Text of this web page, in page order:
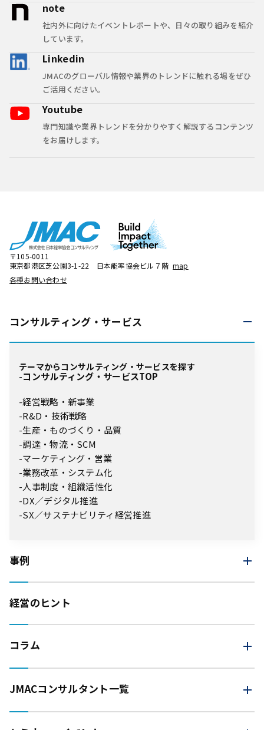
note
社内外に向けたイベントレポートや、日々の取り組みを紹介
しています。
Linkedin
JMACのグローバル情報や業界のトレンドに触れる場をぜひ
ご活用ください。
Youtube
専門知識や業界トレンドを分かりやすく解説するコンテンツ
をお届けします。
〒105-0011
東京都港区芝公園3-1-22 日本能率協会ビル７階 map
各種お問い合わせ
コンサルティング・ サービス
テーマからコンサルティング・サービスを探す
コンサルティング・サービスTOP
経営戦略・新事業
R&D・技術戦略
生産・ものづくり・品質
調達・物流・SCM
マーケティング・営業
業務改革・システム化
人事制度・組織活性化
DX／デジタル推進
SX／サステナビリティ経営推進
事例
経営のヒント
コラム
JMACコンサルタント一覧